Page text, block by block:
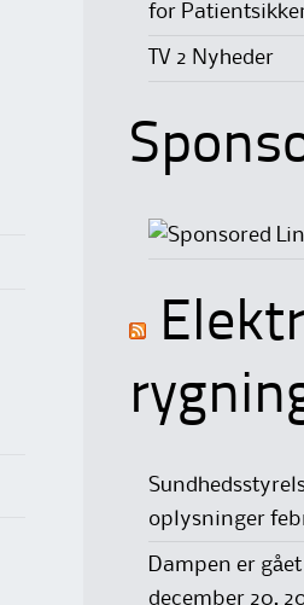
for
TV 2 Nyheder
oplysninger
Dampen er
december 20,